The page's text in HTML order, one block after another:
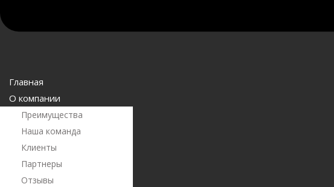
Главная
О компании
Преимущества
Наша команда
Клиенты
Партнеры
Отзывы